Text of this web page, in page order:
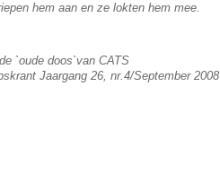
hem aan en ze lokten hem mee.
`oude doos`van CATS
Jaargang 26, nr.4/September 2008